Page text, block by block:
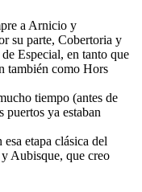
a Arnicio y
su parte, Cobertoria y
Especial, en tanto que
también como Hors
tiempo (antes de
puertos ya estaban
etapa clásica del
Aubisque, que creo